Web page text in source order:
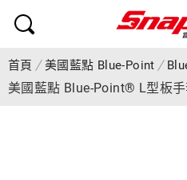
首頁 美國藍點 Blue-Point
美國藍點 Blue-Point® L型板